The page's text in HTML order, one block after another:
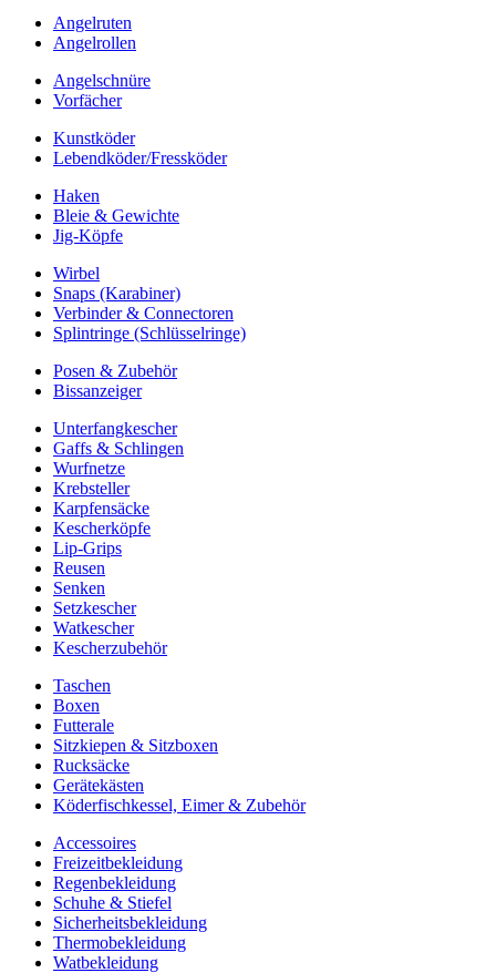
Angelruten
Angelrollen
Angelschnüre
Vorfächer
Kunstköder
Lebendköder/Fressköder
Haken
Bleie & Gewichte
Jig-Köpfe
Wirbel
Snaps (Karabiner)
Verbinder & Connectoren
Splintringe (Schlüsselringe)
Posen & Zubehör
Bissanzeiger
Unterfangkescher
Gaffs & Schlingen
Wurfnetze
Krebsteller
Karpfensäcke
Kescherköpfe
Lip-Grips
Reusen
Senken
Setzkescher
Watkescher
Kescherzubehör
Taschen
Boxen
Futterale
Sitzkiepen & Sitzboxen
Rucksäcke
Gerätekästen
Köderfischkessel, Eimer & Zubehör
Accessoires
Freizeitbekleidung
Regenbekleidung
Schuhe & Stiefel
Sicherheitsbekleidung
Thermobekleidung
Watbekleidung